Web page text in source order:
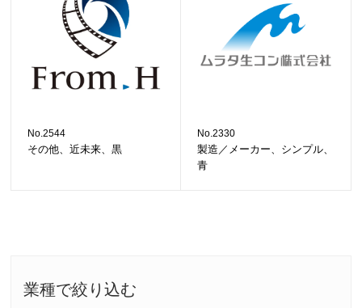
業種で絞り込む
No.2544
その他、近未来、黒
No.2330
製造／メーカー、シンプル、
青